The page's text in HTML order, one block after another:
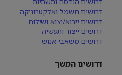
דרושים חשמל ואלקטרוניקה
דרושים ייבוא/יצוא ושילוח
דרושים ייצור ותעשיה
דרושים משאבי אנוש
דרושים המשך